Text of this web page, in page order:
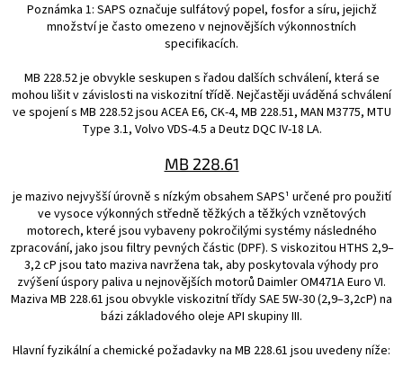
Poznámka 1: SAPS označuje sulfátový popel, fosfor a síru, jejichž
množství je často omezeno v nejnovějších výkonnostních
specifikacích.
MB 228.52 je obvykle seskupen s řadou dalších schválení, která se
mohou lišit v závislosti na viskozitní třídě. Nejčastěji uváděná schválení
ve spojení s MB 228.52 jsou ACEA E6, CK-4, MB 228.51, MAN M3775, MTU
Type 3.1, Volvo VDS-4.5 a Deutz DQC IV-18 LA.
MB 228.61
je mazivo nejvyšší úrovně s nízkým obsahem SAPS¹ určené pro použití
ve vysoce výkonných středně těžkých a těžkých vznětových
motorech, které jsou vybaveny pokročilými systémy následného
zpracování, jako jsou filtry pevných částic (DPF). S viskozitou HTHS 2,9–
3,2 cP jsou tato maziva navržena tak, aby poskytovala výhody pro
zvýšení úspory paliva u nejnovějších motorů Daimler OM471A Euro VI.
Maziva MB 228.61 jsou obvykle viskozitní třídy SAE 5W-30 (2,9–3,2cP) na
bázi základového oleje API skupiny III.
Hlavní fyzikální a chemické požadavky na MB 228.61 jsou uvedeny níže: